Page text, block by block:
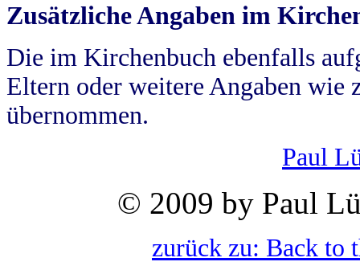
Zusätzliche Angaben im
Die im Kirchenbuch ebenfalls
Eltern oder weitere Angaben wie
übernommen.
Paul
© 2009 by Paul
zurück zu: Back to